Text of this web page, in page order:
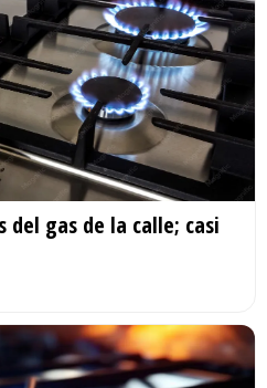
del gas de la calle; casi